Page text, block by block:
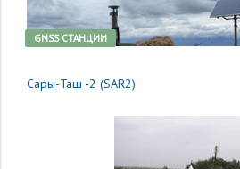
GNSS CТАНЦИИ
Сары-Таш -2 (SAR2)